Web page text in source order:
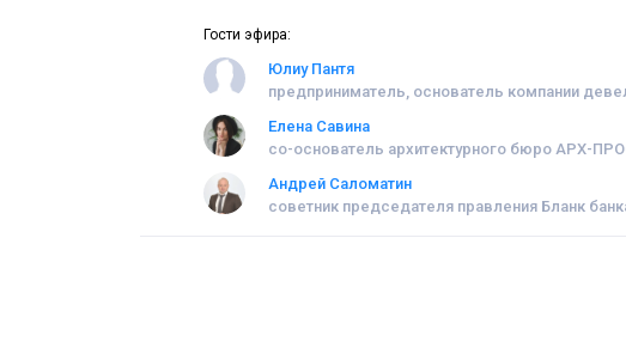
Гости эфира:
Юлиу Пантя
предприниматель, основатель компании
Елена Савина
со-основатель архитектурного бюро АРХ-
Андрей Саломатин
советник председателя правления Бланк